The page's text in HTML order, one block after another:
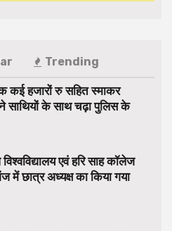
Trending
कई हजारों रु सहित स्माकर
साथियों के साथ चढ़ा पुलिस के
एवं हरि साह कॉलेज
में छात्र अध्यक्ष का किया गया